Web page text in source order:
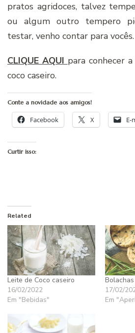
pratos agridoces, talvez
ou algum outro tempero
testar, venho contar para vocês.
CLIQUE AQUI para conhecer
coco caseiro.
Conte a novidade aos amigos!
Facebook X E-
Curtir isso:
Related
Leite de Coco caseiro
16/02/2022
Em "Bebidas"
17/02/
Em